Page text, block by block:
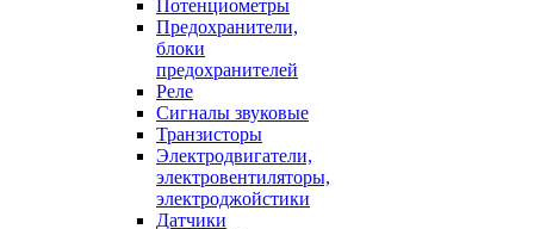
Потенциометры
Предохранители,
блоки
предохранителей
Реле
Сигналы звуковые
Транзисторы
Электродвигатели,
электровентиляторы,
электроджойстики
Датчики